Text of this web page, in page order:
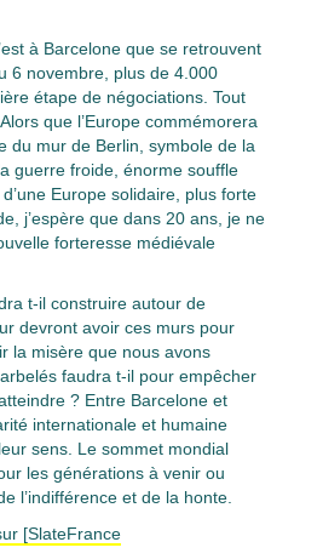
à Barcelone que se retrouvent
6 novembre, plus de 4.000
étape de négociations. Tout
que l’Europe commémorera
du mur de Berlin, symbole de la
guerre froide, énorme souffle
Europe solidaire, plus forte
j’espère que dans 20 ans, je ne
forteresse médiévale
t-il construire autour de
devront avoir ces murs pour
la misère que nous avons
faudra t-il pour empêcher
? Entre Barcelone et
internationale et humaine
sens. Le sommet mondial
les générations à venir ou
l’indifférence et de la honte.
[SlateFrance